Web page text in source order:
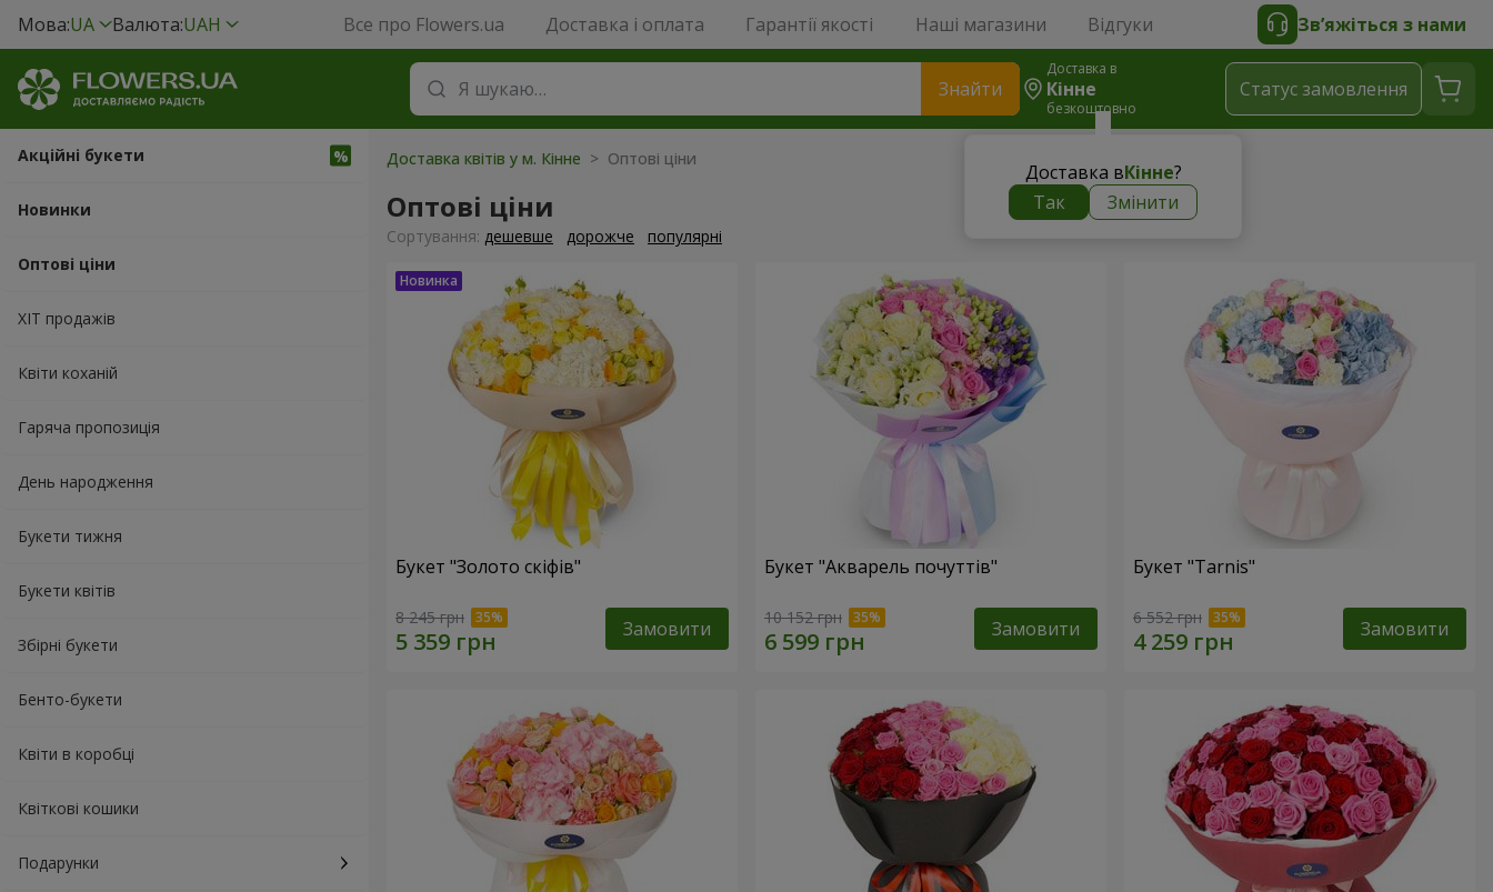
Мова:UA Валюта:UAH Все про Flowers.ua Доставка і оплата Гарантії якості Наші магазини Відгуки Зв’яжіться з нами
Знайти
Доставка в
Кінне
безкоштовно
Доставка вКінне?
Так
Змінити
Статус замовлення
Акційні букети
Новинки
Оптові ціни
ХІТ продажів
Квіти коханій
Гаряча пропозиція
День народження
Букети тижня
Букети квітів
Збірні букети
Бенто-букети
Квіти в коробці
Квіткові кошики
Подарунки
Доставка квітів у м. Кінне > Оптові ціни
Оптові ціни
Сортування: дешевше дорожче популярні
Букет "Золото скіфів"
8 245 грн Замовити
Букет "Акварель почуттів"
10 152 грн Замовити
Букет "Tarnis"
6 552 грн Замовити